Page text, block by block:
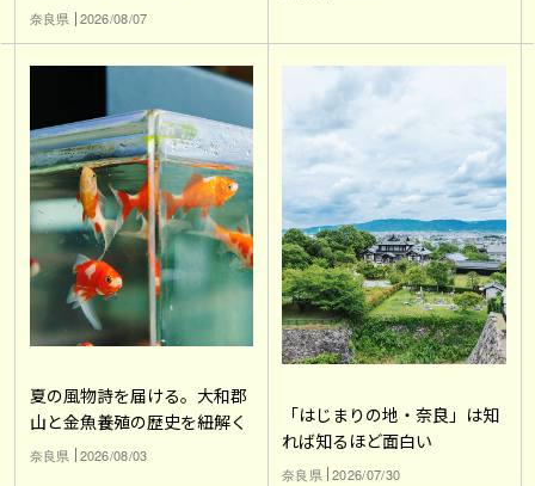
奈良県 2026/08/07
夏の風物詩を届ける。大和郡
山と金魚養殖の歴史を紐解く
奈良県 2026/08/03
「はじまりの地・奈良」は知
れば知るほど面白い
奈良県 2026/07/30